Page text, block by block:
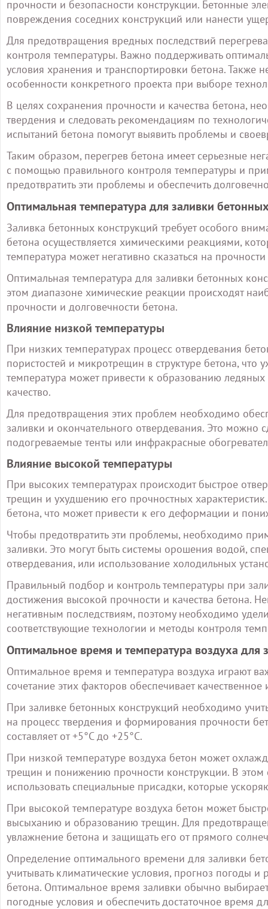
прочности и безопасности конструкции. Бетонные
повреждения соседних конструкций или нанести
Для предотвращения вредных последствий
контроля температуры. Важно поддерживать
условия хранения и транспортировки бетона. Также
особенности конкретного проекта при выборе
В целях сохранения прочности и качества бетона,
твердения и следовать рекомендациям по
испытаний бетона помогут выявить проблемы и
Таким образом, перегрев бетона имеет серьезные
с помощью правильного контроля температуры и
предотвратить эти проблемы и обеспечить
Оптимальная температура для заливки
Заливка бетонных конструкций требует особого
бетона осуществляется химическими реакциями,
температура может негативно сказаться на
Оптимальная температура для заливки бетонных
этом диапазоне химические реакции происходят
прочности и долговечности бетона.
Влияние низкой температуры
При низких температурах процесс отвердевания
пористостей и микротрещин в структуре бетона, что
температура может привести к образованию
качество.
Для предотвращения этих проблем необходимо
заливки и окончательного отвердевания. Это можно
подогреваемые тенты или инфракрасные
Влияние высокой температуры
При высоких температурах происходит быстрое
трещин и ухудшению его прочностных
бетона, что может привести к его деформации и
Чтобы предотвратить эти проблемы, необходимо
заливки. Это могут быть системы орошения водой,
отвердевания, или использование холодильных
Правильный подбор и контроль температуры при
достижения высокой прочности и качества бетона.
негативным последствиям, поэтому необходимо
соответствующие технологии и методы контроля
Оптимальное время и температура воздуха для
Оптимальное время и температура воздуха играют
сочетание этих факторов обеспечивает
При заливке бетонных конструкций необходимо
на процесс твердения и формирования прочности
составляет от +5°C до +25°C.
При низкой температуре воздуха бетон может
трещин и понижению прочности конструкции. В
использовать специальные присадки, которые
При высокой температуре воздуха бетон может
высыханию и образованию трещин. Для
увлажнение бетона и защищать его от прямого
Определение оптимального времени для заливки
учитывать климатические условия, прогноз погоды
бетона. Оптимальное время заливки обычно
погодные условия и обеспечить достаточное время